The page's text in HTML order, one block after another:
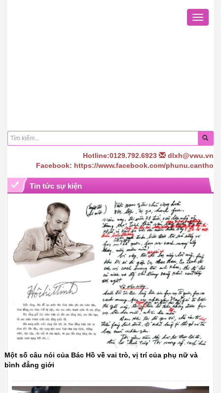
Toggle
Hotline:0129.792.6923
dlxh@vwu.vn
Facebook: https://www.facebook.com/phunu.cantho
Tin tức sự kiện
Một số câu nói của Bác Hồ về vai trò, vị trí của phụ nữ và
bình đẳng giới